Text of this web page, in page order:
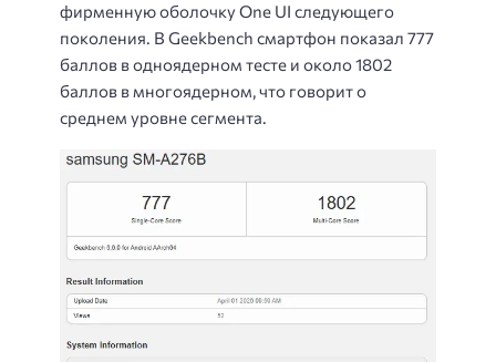
фирменную оболочку One UI следующего
поколения. В Geekbench смартфон показал 777
баллов в одноядерном тесте и около 1802
баллов в многоядерном, что говорит о
среднем уровне сегмента.